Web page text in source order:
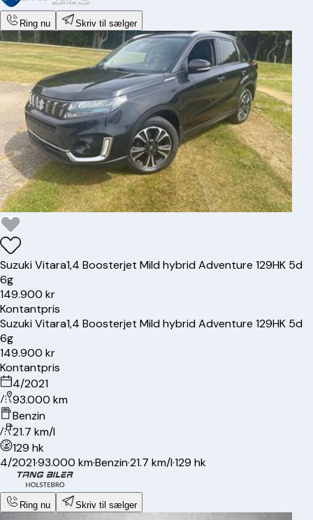
Ring nu Skriv til sælger
SuzukiVitara1,4 Boosterjet Mild hybrid Adventure 129HK 5d
6g
149.900 kr
Kontantpris
SuzukiVitara1,4 Boosterjet Mild hybrid Adventure 129HK 5d
6g
149.900 kr
Kontantpris
4/2021
93.000 km
Benzin
21.7 km/l
129 hk
4/2021·93.000 km·Benzin·21.7 km/l·129 hk
Ring nu Skriv til sælger